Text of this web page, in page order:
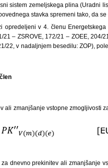
sistem zemeljskega plina (Uradni
stavka spremeni tako, da se
v 4. členu
– ZSROVE, 172/21 – ZOEE, 204/
22, v nadaljnjem besedilu: ZOP),
zmanjšanje vstopne zmogljivosti
dnevno prekinitev ali zmanjšanje